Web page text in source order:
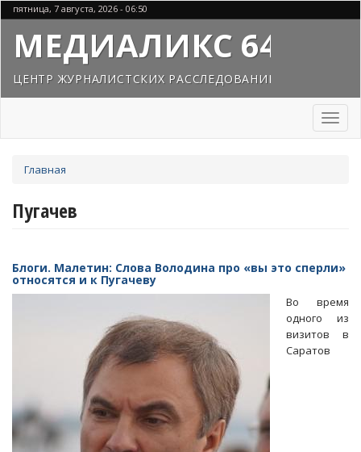
Перейти
к
основному
содержанию
пятница, 7 августа, 2026 - 06:50
МЕДИАЛИКС 64
ЦЕНТР ЖУРНАЛИСТСКИХ РАССЛЕДОВАНИЙ
Toggle
здесь
Главная
Пугачев
Блоги. Малетин: Слова Володина про «вы это сперли»
относятся и к Пугачеву
Во время
одного из
визитов в
Саратов